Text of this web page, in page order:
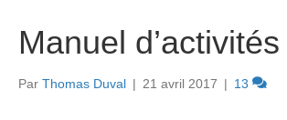
Manuel d’activités
Par Thomas Duval | 21 avril 2017 | 13